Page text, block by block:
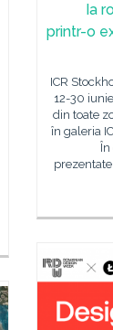
Ia
printr-o
ICR
12-30
din toate
în galeria